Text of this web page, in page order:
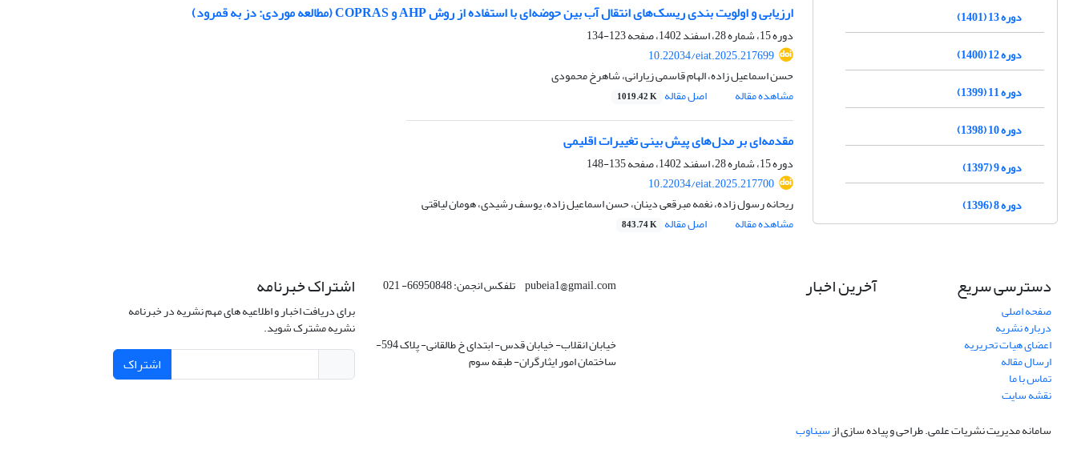
ارزیابی و اولویت بندی ریسک‌های انتقال آب بین حوضه‌ای با استفاده از روش AHP و COPRAS (مطالعه‌‌ موردی: دز به قمرود)
دوره 15، شماره 28، اسفند 1402، صفحه
123-134
10.22034/eiat.2025.217699
حسن اسماعیل زاده، الهام قاسمی زیارانی، شاهرخ محمودی
مشاهده مقاله
اصل مقاله 1019.42 K
مقدمه‌ای بر مدل‌های پیش بینی تغییرات اقلیمی
دوره 15، شماره 28، اسفند 1402، صفحه
135-148
10.22034/eiat.2025.217700
ریحانه رسول زاده، نغمه مبرقعی دینان، حسن اسماعیل زاده، یوسف رشیدی، هومان لیاقتی
مشاهده مقاله
اصل مقاله 843.74 K
دوره 13 (1401)
دوره 12 (1400)
دوره 11 (1399)
دوره 10 (1398)
دوره 9 (1397)
دوره 8 (1396)
دسترسی سریع
صفحه اصلی
درباره نشریه
اعضای هیات تحریریه
ارسال مقاله
تماس با ما
نقشه سایت
آخرین اخبار pubeia1@gmail.com تلفکس انجمن: 66950848- 021
خیابان انقلاب- خیابان قدس- ابتدای خ طالقانی- پلاک 594-
ساختمان امور ایثارگران- طبقه سوم
اشتراک خبرنامه
برای دریافت اخبار و اطلاعیه های مهم نشریه در خبرنامه
نشریه مشترک شوید.
اشتراک
سامانه مدیریت نشریات علمی.طراحی و پیاده سازی ازسیناوب